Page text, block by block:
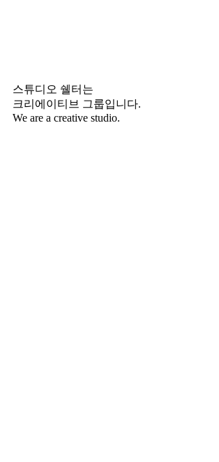
스튜디오 쉘터는
크리에이티브 그룹입니다.
We are a creative studio.